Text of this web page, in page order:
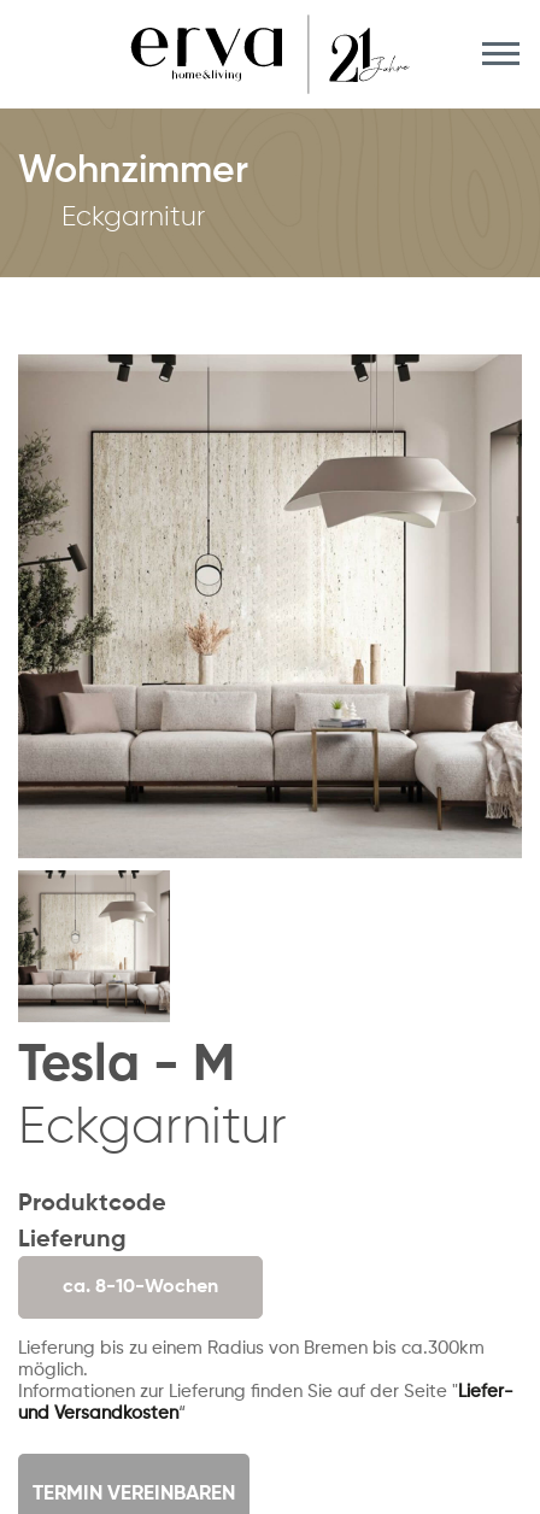
Wohnzimmer
Eckgarnitur
Tesla - M
Eckgarnitur
Produktcode
Lieferung
ca. 8-10-Wochen
Lieferung bis zu einem Radius von Bremen bis ca.300km
möglich.
Informationen zur Lieferung finden Sie auf der Seite " Liefer-
und Versandkosten“
TERMIN VEREINBAREN